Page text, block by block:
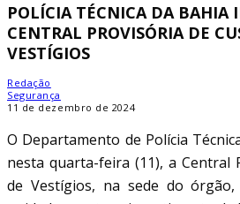
POLÍCIA TÉCNICA DA BAHIA
CENTRAL PROVISÓRIA DE
VESTÍGIOS
Redação
Segurança
11 de dezembro de 2024
O Departamento de Polícia
nesta quarta-feira (11), a Central
de Vestígios, na sede do